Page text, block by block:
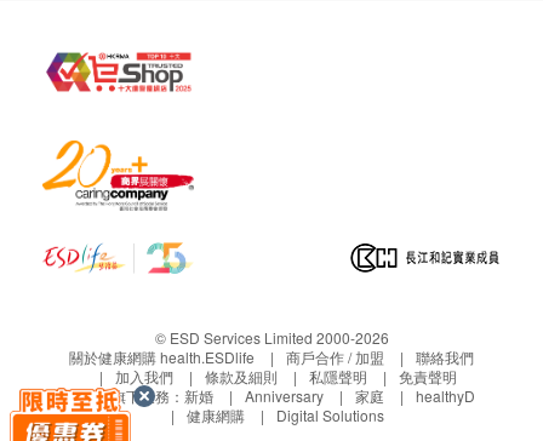
© ESD Services Limited 2000-2026
關於健康網購 health.ESDlife
商戶合作 / 加盟
聯絡我們
加入我們
條款及細則 私隱聲明
免責聲明
生活易旗下業務： 新婚 Anniversary 家庭
healthyD
健康網購
Digital Solutions